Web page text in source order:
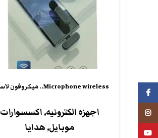
Microphone wireless.. ميكروفون لاسلكي
اجهزه الكترونيه,اكسسوارات
موبايل,هدايا